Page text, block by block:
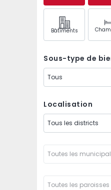
Bâtiments
Sous-type de
Tous
Localisation
Tous les districts
Toutes les
Toutes les paroisses